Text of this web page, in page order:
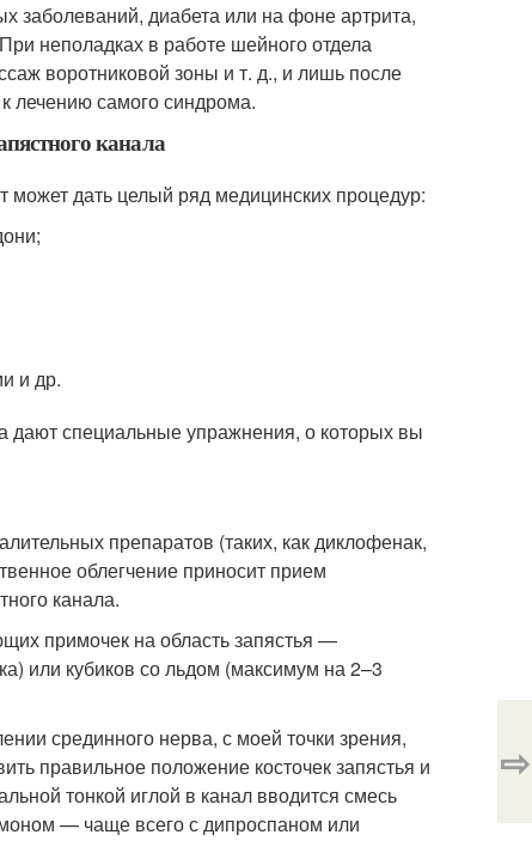
заболеваний, диабета или на фоне артрита,
неполадках в работе шейного отдела
воротниковой зоны и т. д., и лишь после
лечению самого синдрома.
канала
дать целый ряд медицинских процедур:
и др.
дают специальные упражнения, о которых вы
препаратов (таких, как диклофенак,
облегчение приносит прием
канала.
примочек на область запястья —
или кубиков со льдом (максимум на 2–3
срединного нерва, с моей точки зрения,
правильное положение косточек запястья и
тонкой иглой в канал вводится смесь
— чаще всего с дипроспаном или
⇨